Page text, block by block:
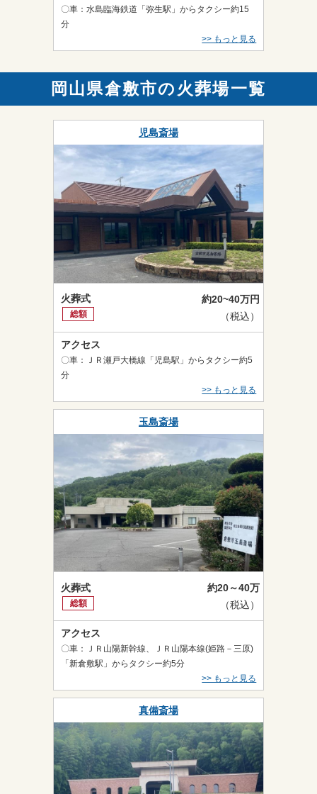
〇車：水島臨海鉄道「弥生駅」からタクシー約15
分
>> もっと見る
岡山県倉敷市の火葬場一覧
児島斎場
火葬式
総額
約20~40万円
（税込）
アクセス
〇車：ＪＲ瀬戸大橋線「児島駅」からタクシー約5
分
>> もっと見る
玉島斎場
火葬式
総額
約20～40万
（税込）
アクセス
〇車：ＪＲ山陽新幹線、ＪＲ山陽本線(姫路－三原)
「新倉敷駅」からタクシー約5分
>> もっと見る
真備斎場